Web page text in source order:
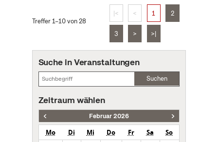
Treffer 1–10 von 28
|< < 1 2
3 > >|
Suche in Veranstaltungen
Suchen
Zeitraum wählen
Februar 2026
Mo Di Mi Do Fr Sa
So